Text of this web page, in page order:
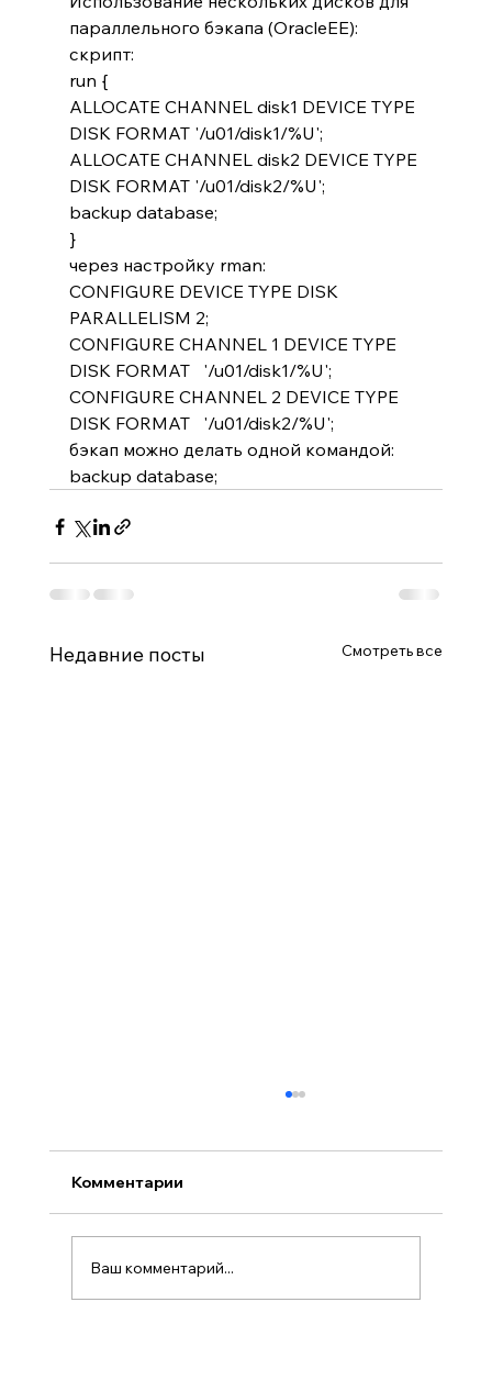
параллельного бэкапа (OracleEE):
скрипт:
run {
ALLOCATE CHANNEL disk1 DEVICE TYPE
DISK FORMAT '/u01/disk1/%U';
ALLOCATE CHANNEL disk2 DEVICE TYPE
DISK FORMAT '/u01/disk2/%U';
backup database;
}
через настройку rman:
CONFIGURE DEVICE TYPE DISK
PARALLELISM 2;
CONFIGURE CHANNEL 1 DEVICE TYPE
DISK FORMAT   '/u01/disk1/%U';
CONFIGURE CHANNEL 2 DEVICE TYPE
DISK FORMAT   '/u01/disk2/%U';
бэкап можно делать одной командой:
backup database;
Недавние посты Смотреть все
Комментарии
Ваш комментарий...